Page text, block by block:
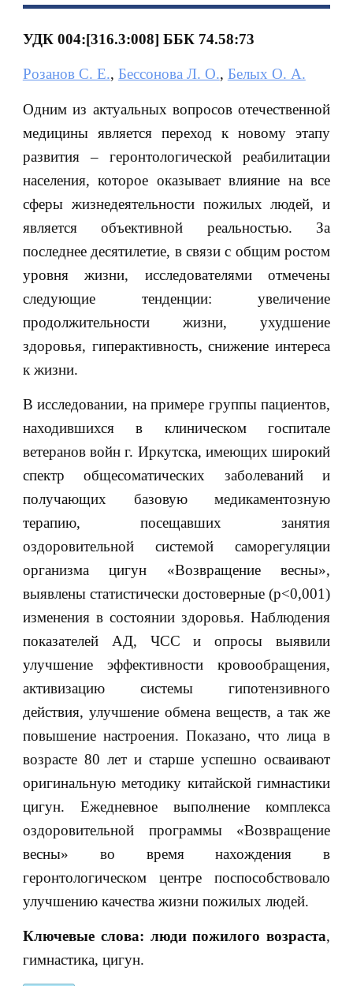
УДК 004:[316.3:008] ББК 74.58:73
Розанов С. Е., Бессонова Л. О., Белых О. А.
Одним из актуальных вопросов отечественной
медицины является переход к новому этапу
развития – геронтологической реабилитации
населения, которое оказывает влияние на все
сферы жизнедеятельности пожилых людей, и
является объективной реальностью. За
последнее десятилетие, в связи с общим ростом
уровня жизни, исследователями отмечены
следующие тенденции: увеличение
продолжительности жизни, ухудшение
здоровья, гиперактивность, снижение интереса
к жизни.
В исследовании, на примере группы пациентов,
находившихся в клиническом госпитале
ветеранов войн г. Иркутска, имеющих широкий
спектр общесоматических заболеваний и
получающих базовую медикаментозную
терапию, посещавших занятия
оздоровительной системой саморегуляции
организма цигун «Возвращение весны»,
выявлены статистически достоверные (р<0,001)
изменения в состоянии здоровья. Наблюдения
показателей АД, ЧСС и опросы выявили
улучшение эффективности кровообращения,
активизацию системы гипотензивного
действия, улучшение обмена веществ, а так же
повышение настроения. Показано, что лица в
возрасте 80 лет и старше успешно осваивают
оригинальную методику китайской гимнастики
цигун. Ежедневное выполнение комплекса
оздоровительной программы «Возвращение
весны» во время нахождения в
геронтологическом центре поспособствовало
улучшению качества жизни пожилых людей.
Ключевые слова: люди пожилого возраста,
гимнастика, цигун.